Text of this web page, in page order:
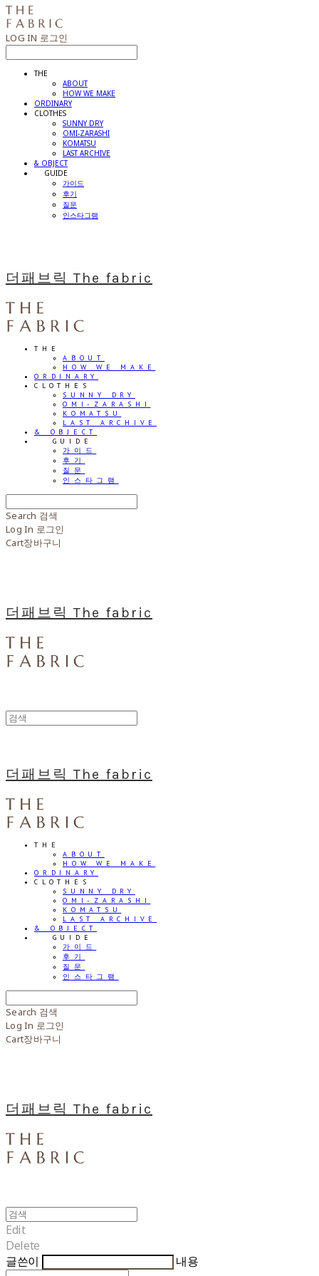
LOG IN 로그인
THE
ABOUT
HOW WE MAKE
ORDINARY
CLOTHES
SUNNY DRY
OMI-ZARASHI
KOMATSU
LAST ARCHIVE
& OBJECT
⠀⠀GUIDE
가이드
후기
질문
인스타그램
더패브릭 The fabric
THE
ABOUT
HOW WE MAKE
ORDINARY
CLOTHES
SUNNY DRY
OMI-ZARASHI
KOMATSU
LAST ARCHIVE
& OBJECT
⠀⠀GUIDE
가이드
후기
질문
인스타그램
Search 검색
Log In 로그인
Cart장바구니
더패브릭 The fabric
더패브릭 The fabric
THE
ABOUT
HOW WE MAKE
ORDINARY
CLOTHES
SUNNY DRY
OMI-ZARASHI
KOMATSU
LAST ARCHIVE
& OBJECT
⠀⠀GUIDE
가이드
후기
질문
인스타그램
Search 검색
Log In 로그인
Cart장바구니
더패브릭 The fabric
Edit
Delete
글쓴이
내용